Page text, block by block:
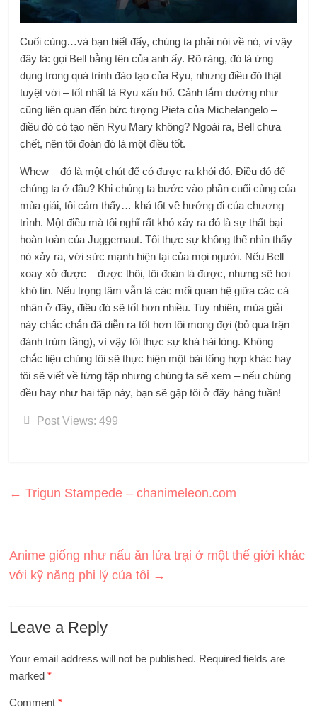
Cuối cùng…và bạn biết đấy, chúng ta phải nói về nó, vì vậy
đây là: gọi Bell bằng tên của anh ấy. Rõ ràng, đó là ứng
dụng trong quá trình đào tạo của Ryu, nhưng điều đó thật
tuyệt vời – tốt nhất là Ryu xấu hổ. Cảnh tắm dường như
cũng liên quan đến bức tượng Pieta của Michelangelo –
điều đó có tạo nên Ryu Mary không? Ngoài ra, Bell chưa
chết, nên tôi đoán đó là một điều tốt.
Whew – đó là một chút để có được ra khỏi đó. Điều đó để
chúng ta ở đâu? Khi chúng ta bước vào phần cuối cùng của
mùa giải, tôi cảm thấy… khá tốt về hướng đi của chương
trình. Một điều mà tôi nghĩ rất khó xảy ra đó là sự thất bại
hoàn toàn của Juggernaut. Tôi thực sự không thể nhìn thấy
nó xảy ra, với sức mạnh hiện tại của mọi người. Nếu Bell
xoay xở được – được thôi, tôi đoán là được, nhưng sẽ hơi
khó tin. Nếu trọng tâm vẫn là các mối quan hệ giữa các cá
nhân ở đây, điều đó sẽ tốt hơn nhiều. Tuy nhiên, mùa giải
này chắc chắn đã diễn ra tốt hơn tôi mong đợi (bỏ qua trận
đánh trùm tầng), vì vậy tôi thực sự khá hài lòng. Không
chắc liệu chúng tôi sẽ thực hiện một bài tổng hợp khác hay
tôi sẽ viết về từng tập nhưng chúng ta sẽ xem – nếu chúng
đều hay như hai tập này, bạn sẽ gặp tôi ở đây hàng tuần!
Post Views: 499
← Trigun Stampede – chanimeleon.com
Anime giống như nấu ăn lửa trại ở một thế giới khác
với kỹ năng phi lý của tôi →
Leave a Reply
Your email address will not be published. Required fields are
marked*
Comment*